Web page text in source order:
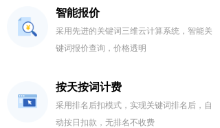
智能报价
采用先进的关键词三维云计算系统，智能关
键词报价查询，价格透明
按天按词计费
采用排名后扣模式，实现关键词排名后，自
动按日扣款，无排名不收费